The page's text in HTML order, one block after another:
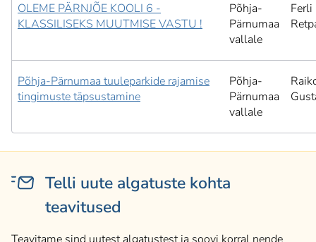
OLEME PÄRNJÕE KOOLI 6 -
KLASSILISEKS MUUTMISE VASTU !
Põhja-
Pärnumaa
vallale
Ferli
Põhja-Pärnumaa tuuleparkide rajamise
tingimuste täpsustamine
Põhja-
Pärnumaa
vallale
Telli uute algatuste kohta
teavitused